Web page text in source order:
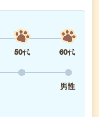
50代
60代
男性